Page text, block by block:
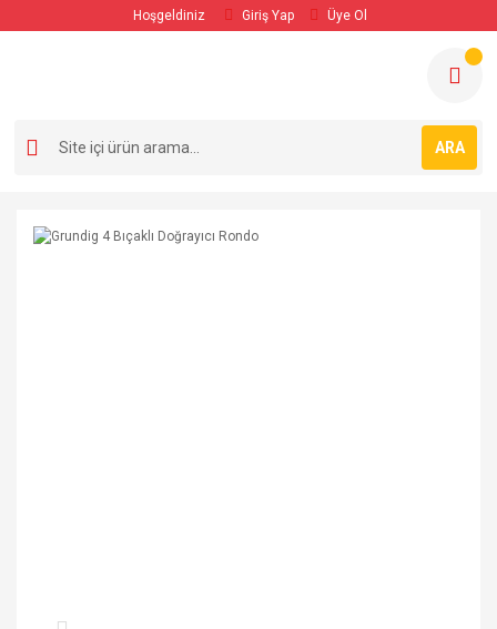
Hoşgeldiniz Giriş Yap Üye Ol
ARA